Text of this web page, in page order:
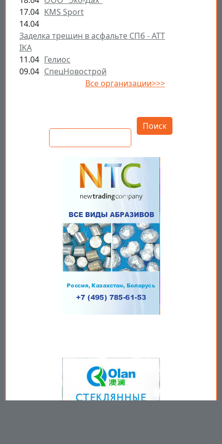
17.04 KMS Sport
14.04
Заделка трещин в асфальте СПб - ATT
IKA
11.04 Гелиос
09.04 СпецНовострой
Все организации>>>